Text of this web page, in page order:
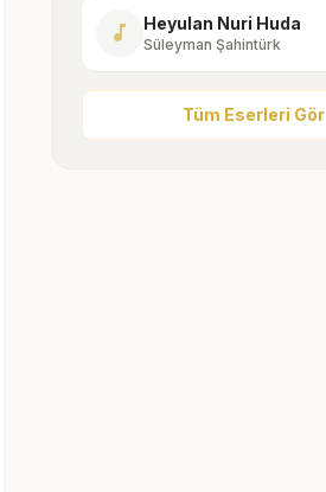
music_note Heyulan Nuri Huda
Süleyman Şahintürk
Tüm Eserleri Gör